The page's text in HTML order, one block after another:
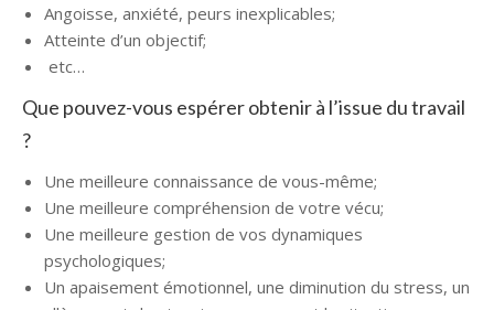
Angoisse, anxiété, peurs inexplicables;
Atteinte d’un objectif;
etc…
Que pouvez-vous espérer obtenir à l’issue du travail
?
Une meilleure connaissance de vous-même;
Une meilleure compréhension de votre vécu;
Une meilleure gestion de vos dynamiques
psychologiques;
Un apaisement émotionnel, une diminution du stress, un